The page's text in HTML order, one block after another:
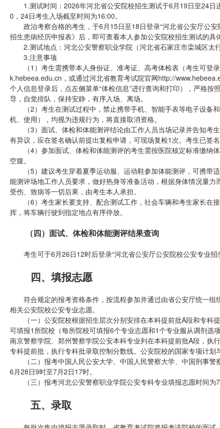
1.测试时间：2026年河北省公安院校招生测试于6月19日至24日
0，24日考生入场截至时间为16:00。
政治考察合格的考生，于6月15日至18日登录“河北省公安厅公安
招生患病经历申报表》后，即可查看本人参加公安院校招生测试的
2.测试地点：河北公安警察职业学院（河北省石家庄市栾城区太
3.注意事项
（1）考生需携带本人身份证、准考证、高考体检表（考生可登
k.hebeea.edu.cn，或通过河北省教育考试院官网http://
个人信息登录后，点左侧菜单“体检信息”进行查询和打印），严格
导，自觉排队，保持安静，有序入场、离场。
（2）考生在测试过程中，禁止携带手机、智能手表等电子设备
机、使用），均视为违规行为，将直接取消资格。
（3）面试、体检和体能测评结论由工作人员当场记录并告知考
有异议，应在签名确认前提出复检申请，可现场复检1次。考生已签
（4）参加面试、体检和体能测评的考生需按医院核定标准缴纳
空腹。
（5）建议考生穿着夏季运动服、运动鞋参加体能测评，可携带
能测评场地工作人员要求，做好热身等准备活动，根据身体情况量
受伤、致病等一切后果，由考生本人承担。
（6）考生家长要支持、配合测试工作，社会车辆和考生家长在
挥，将车辆行驶到指定地点有序停放。
（四）面试、体检和体能测评结果查询
考生可于6月26日12时后登录“河北省公安厅公安院校公安专业招
四、填报志愿
符合规定的报考资格条件，按流程参加并通过由省公安厅统一组
相关公安院校公安专业志愿。
（一）公安院校根据招生层次分别安排在本科提前批A段和专科
可填报1所院校（每所院校可填报6个专业志愿和1个专业服从调剂
南京警察学院、郑州警察学院公安本科专业列在本科提前批A段，
专科提前批，执行专科批录取控制分数线。公安院校的国家专项计
（二）报考中国人民公安大学、中国人民警察大学、中国刑事警
6月28日9时至7月2日17时。
（三）报考河北公安警察职业学院公安专科专业填报志愿时间为
五、录取